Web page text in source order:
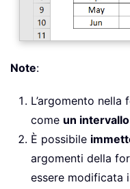
Note:
L’argomento
come un intervallo
È possibile
argomenti della
essere modificata